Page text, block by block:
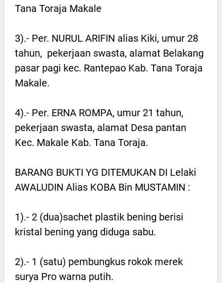
Tana Toraja Makale
3).- Per. NURUL ARIFIN alias Kiki, umur 28
tahun, pekerjaan swasta, alamat Belakang
pasar pagi kec. Rantepao Kab. Tana Toraja
Makale.
4).- Per. ERNA ROMPA, umur 21 tahun,
pekerjaan swasta, alamat Desa pantan
Kec. Makale Kab. Tana Toraja.
BARANG BUKTI YG DITEMUKAN DI Lelaki
AWALUDIN Alias KOBA Bin MUSTAMIN :
1).- 2 (dua)sachet plastik bening berisi
kristal bening yang diduga sabu.
2).- 1 (satu) pembungkus rokok merek
surya Pro warna putih.